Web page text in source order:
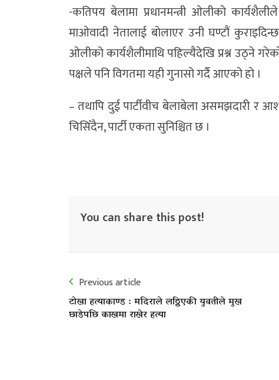
-कतिपय बेलामा प्रधानमन्त्री ओलीको
माओवादी नेतालाई बोलाएर उनी घण्टौं
ओलीको कार्यशैलीमाथि पहिल्यैदेखि प्रश्न उठ्ने
पक्षले पनि विगतमा यही गुनासो गर्दै आएको हो ।
– तथापि दुई पार्टीवीच बेलाबेला असमझदारी र
चिसिँदैन, पार्टी एकता सुनिश्चित छ ।
You can share this post!
Previous article
टोखा हत्याकाण्ड : मदिराले लठ्ठिएकी युवतीले मुख
छाडेपछि काखमा राखेर हत्या